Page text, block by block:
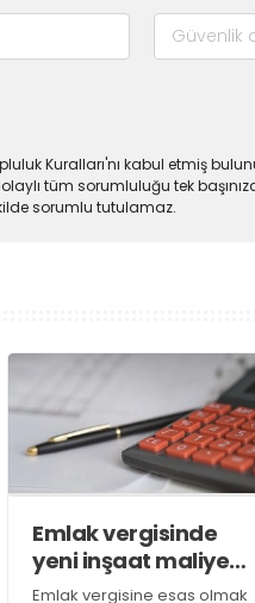
Kuralları'nı kabul etmiş
tüm sorumluluğu tek
sorumlu tutulamaz.
Emlak vergisinde
yeni inşaat maliyet
bedelleri belirlendi
Emlak vergisine esas olmak